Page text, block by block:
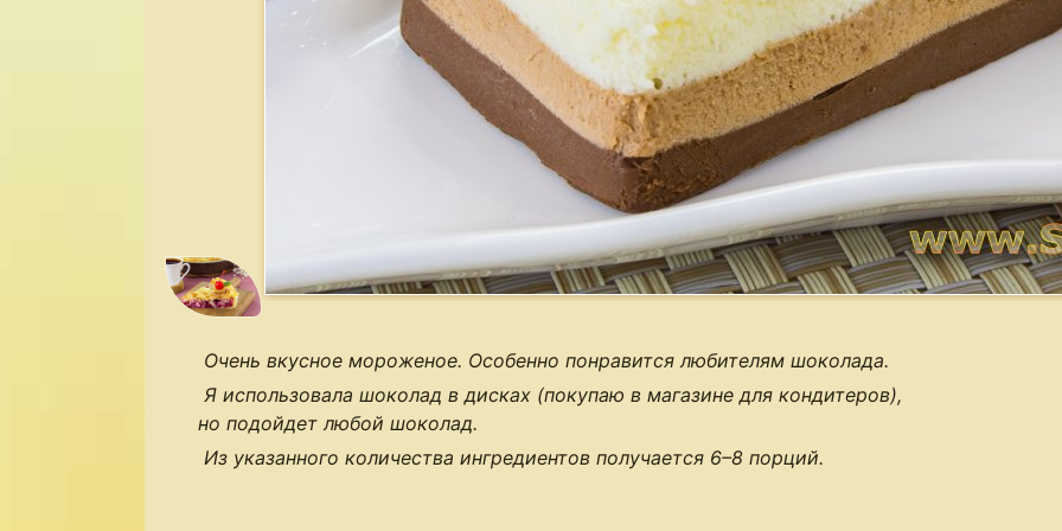
Очень вкусное мороженое. Особенно понравится любителям шоколада.
Я использовала шоколад в дисках (покупаю в магазине для кондитеров),
но подойдет любой шоколад.
Из указанного количества ингредиентов получается 6–8 порций.